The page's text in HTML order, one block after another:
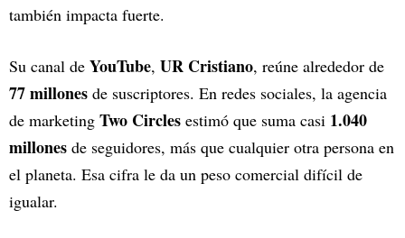
también impacta fuerte.
Su canal de YouTube, UR Cristiano, reúne alrededor de
77 millones de suscriptores. En redes sociales, la agencia
de marketing Two Circles estimó que suma casi 1.040
millones de seguidores, más que cualquier otra persona en
el planeta. Esa cifra le da un peso comercial difícil de
igualar.